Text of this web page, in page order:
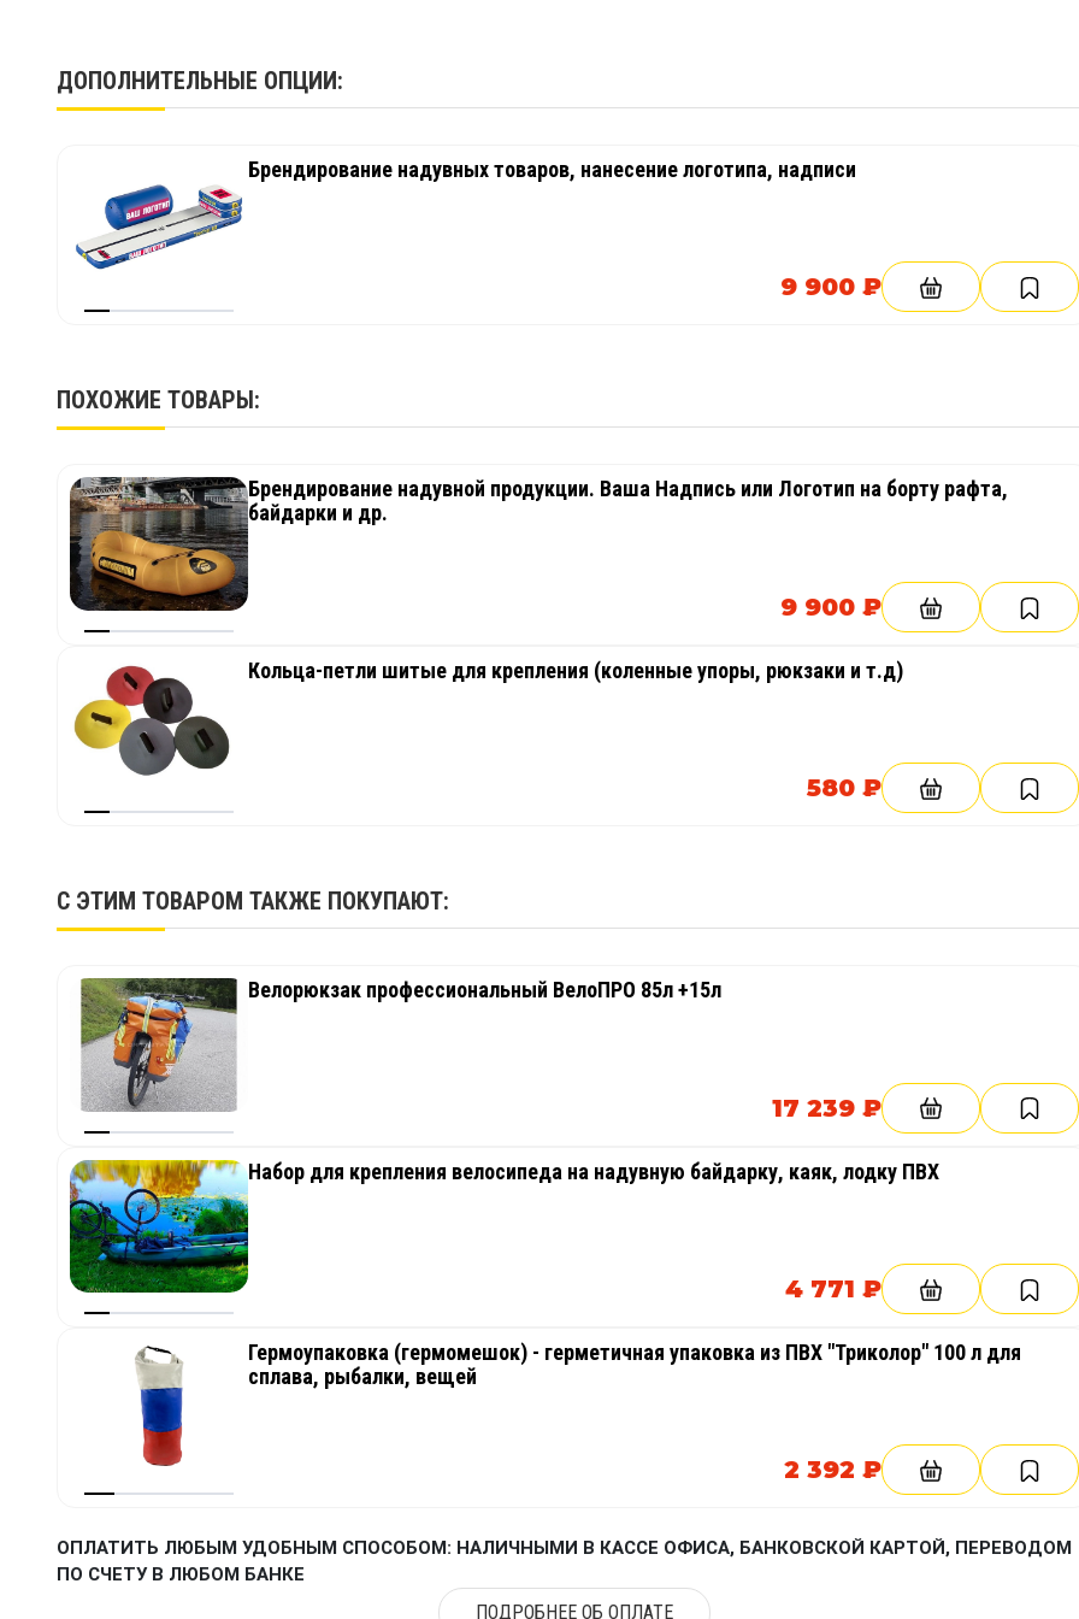
ДОПОЛНИТЕЛЬНЫЕ ОПЦИИ:
Брендирование надувных товаров, нанесение логотипа, надписи
9 900 ₽
ПОХОЖИЕ ТОВАРЫ:
Брендирование надувной продукции. Ваша Надпись или Логотип на борту рафта,
байдарки и др.
9 900 ₽
Кольца-петли шитые для крепления (коленные упоры, рюкзаки и т.д)
580 ₽
С ЭТИМ ТОВАРОМ ТАКЖЕ ПОКУПАЮТ:
Велорюкзак профессиональный ВелоПРО 85л +15л
17 239 ₽
Набор для крепления велосипеда на надувную байдарку, каяк, лодку ПВХ
4 771 ₽
Гермоупаковка (гермомешок) - герметичная упаковка из ПВХ "Триколор" 100 л для
сплава, рыбалки, вещей
2 392 ₽
ОПЛАТИТЬ ЛЮБЫМ УДОБНЫМ СПОСОБОМ: НАЛИЧНЫМИ В КАССЕ ОФИСА, БАНКОВСКОЙ КАРТОЙ, ПЕРЕВОДОМ
ПО СЧЕТУ В ЛЮБОМ БАНКЕ
ПОДРОБНЕЕ ОБ ОПЛАТЕ